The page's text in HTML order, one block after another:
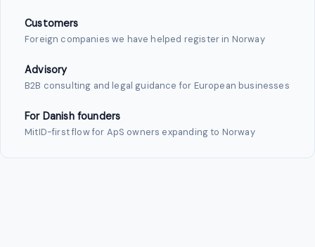
Customers
Foreign companies we have helped register in Norway
Advisory
B2B consulting and legal guidance for European businesses
For Danish founders
MitID-first flow for ApS owners expanding to Norway